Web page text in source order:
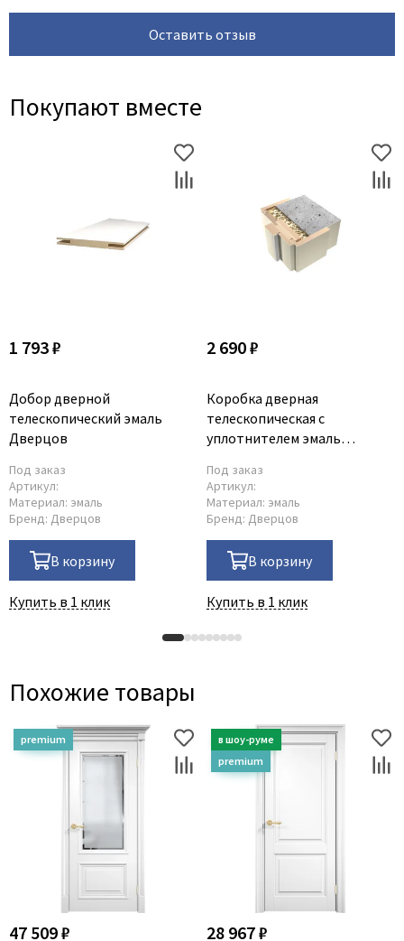
Оставить отзыв
Покупают вместе
1 793 ₽
Добор дверной
телескопический эмаль
Дверцов
Под заказ
Артикул:
Материал: эмаль
Бренд: Дверцов
В корзину
Купить в 1 клик
2 690 ₽
Коробка дверная
телескопическая c
уплотнителем эмаль
Под заказ
Артикул:
Материал: эмаль
Бренд: Дверцов
В корзину
Купить в 1 клик
Похожие товары
47 509 ₽ 28 967 ₽